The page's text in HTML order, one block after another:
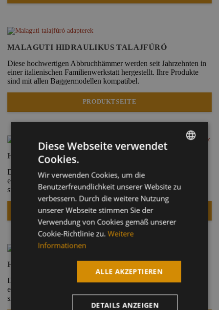
MALAGUTI HIDRAULIKUS TALAJFÚRÓ
Diese hochwertigen Abbruchhämmer werden seit Jahrzehnten in
einer italienischen Familienwerkstatt hergestellt. Ihre Produkte
sind mit allen Baggermodellen kompatibel.
PRODUKTSEITE
HYDRAULIKHAMMER
Diese hochwertigen Abbruchhämmer werden seit Jahrzehnten in
einer italienischen Familienwerkstatt hergestellt. Ihre Produkte
sind mit allen Baggermodellen kompatibel.
PRODUKTSEITE
HIDRAULIKUS ÖNSZINTEZŐ TOLÓLAP
Diese hochwertigen Abbruchhämmer werden seit Jahrzehnten in
einer italienischen Familienwerkstatt hergestellt. Ihre Produkte
sind mit allen Baggermodellen kompatibel.
Diese Webseite verwendet
Cookies.
Wir verwenden Cookies, um die
Benutzerfreundlichkeit unserer Website zu
verbessern. Durch die weitere Nutzung
unserer Webseite stimmen Sie der
Verwendung von Cookies gemäß unserer
Cookie-Richtlinie zu. Weitere
Informationen
ALLE AKZEPTIEREN
DETAILS ANZEIGEN